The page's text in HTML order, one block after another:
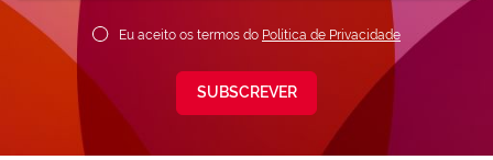
Newsletter:
Eu aceito os termos do Política de Privacidade
SUBSCREVER